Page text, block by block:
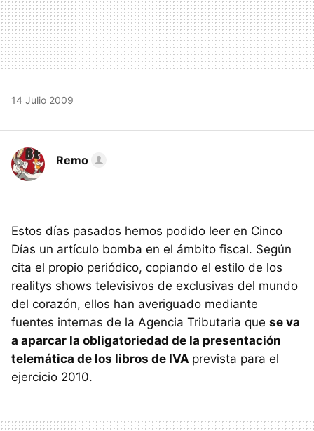
14 Julio 2009
Remo
Estos días pasados hemos podido leer en Cinco
Días un artículo bomba en el ámbito fiscal. Según
cita el propio periódico, copiando el estilo de los
realitys shows televisivos de exclusivas del mundo
del corazón, ellos han averiguado mediante
fuentes internas de la Agencia Tributaria que se va
a aparcar la obligatoriedad de la presentación
telemática de los libros de IVA prevista para el
ejercicio 2010.